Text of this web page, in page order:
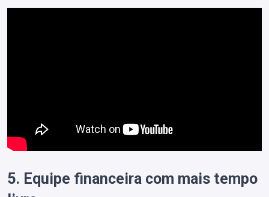
5. Equipe financeira com mais tempo